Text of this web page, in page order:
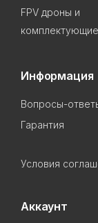
FPV дроны и
комплектующие
Информация
Вопросы-
Гарантия
Условия
Аккаунт